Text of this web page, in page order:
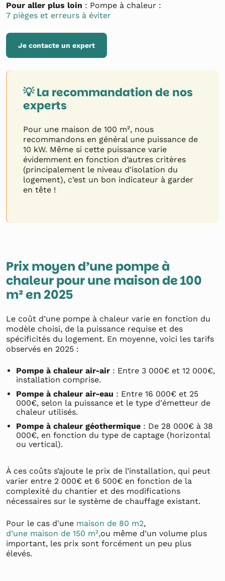
Pour aller plus loin : Pompe à chaleur :
7 pièges et erreurs à éviter
Je contacte un expert
💡 La recommandation de nos
experts
Pour une maison de 100 m², nous
recommandons en général une puissance de
10 kW. Même si cette puissance varie
évidemment en fonction d’autres critères
(principalement le niveau d'isolation du
logement), c’est un bon indicateur à garder
en tête !
Prix moyen d’une pompe à
chaleur pour une maison de 100
m² en 2025
Le coût d’une pompe à chaleur varie en fonction du
modèle choisi, de la puissance requise et des
spécificités du logement. En moyenne, voici les tarifs
observés en 2025 :
Pompe à chaleur air-air : Entre 3 000€ et 12 000€,
installation comprise.
Pompe à chaleur air-eau : Entre 16 000€ et 25
000€, selon la puissance et le type d'émetteur de
chaleur utilisés.
Pompe à chaleur géothermique : De 28 000€ à 38
000€, en fonction du type de captage (horizontal
ou vertical).
À ces coûts s’ajoute le prix de l’installation, qui peut
varier entre 2 000€ et 6 500€ en fonction de la
complexité du chantier et des modifications
nécessaires sur le système de chauffage existant.
Pour le cas d'une maison de 80 m2,
d’une maison de 150 m²,ou même d’un volume plus
important, les prix sont forcément un peu plus
élevés.